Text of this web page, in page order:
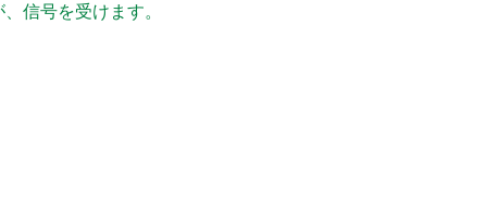
信号を受けます。